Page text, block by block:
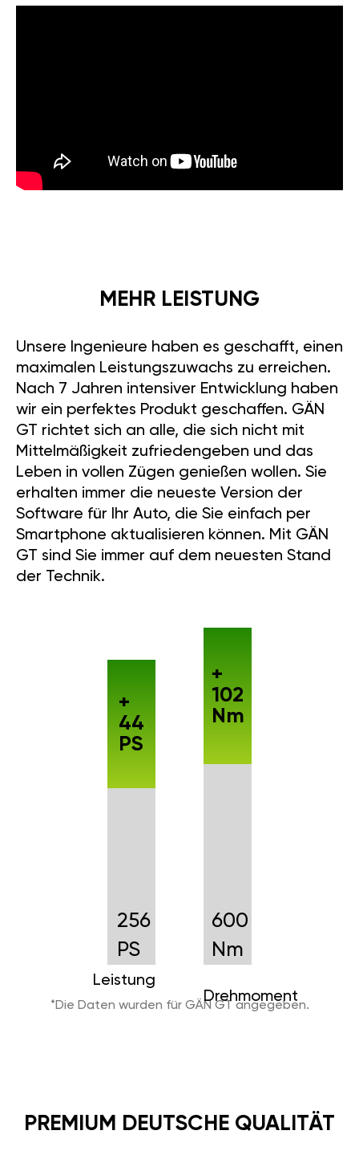
MEHR LEISTUNG
Unsere Ingenieure haben es geschafft, einen
maximalen Leistungszuwachs zu erreichen.
Nach 7 Jahren intensiver Entwicklung haben
wir ein perfektes Produkt geschaffen. GÄN
GT richtet sich an alle, die sich nicht mit
Mittelmäßigkeit zufriedengeben und das
Leben in vollen Zügen genießen wollen. Sie
erhalten immer die neueste Version der
Software für Ihr Auto, die Sie einfach per
Smartphone aktualisieren können. Mit GÄN
GT sind Sie immer auf dem neuesten Stand
der Technik.
256
PS
Leistung
+
44
PS
600
Nm
Drehmoment
+
102
Nm
*Die Daten wurden für GÄN GT angegeben.
PREMIUM DEUTSCHE QUALITÄT